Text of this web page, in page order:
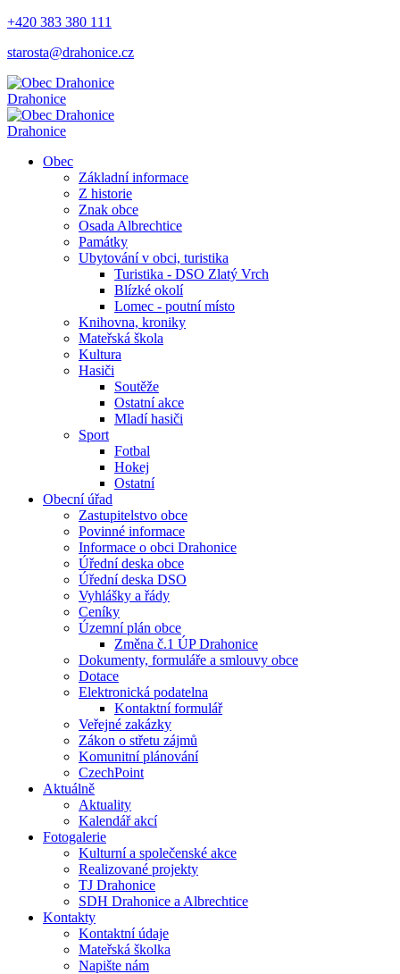
+420 383 380 111
starosta@drahonice.cz
Drahonice
Drahonice
Obec
Základní informace
Z historie
Znak obce
Osada Albrechtice
Památky
Ubytování v obci, turistika
Turistika - DSO Zlatý Vrch
Blízké okolí
Lomec - poutní místo
Knihovna, kroniky
Mateřská škola
Kultura
Hasiči
Soutěže
Ostatní akce
Mladí hasiči
Sport
Fotbal
Hokej
Ostatní
Obecní úřad
Zastupitelstvo obce
Povinné informace
Informace o obci Drahonice
Úřední deska obce
Úřední deska DSO
Vyhlášky a řády
Ceníky
Územní plán obce
Změna č.1 ÚP Drahonice
Dokumenty, formuláře a smlouvy obce
Dotace
Elektronická podatelna
Kontaktní formulář
Veřejné zakázky
Zákon o střetu zájmů
Komunitní plánování
CzechPoint
Aktuálně
Aktuality
Kalendář akcí
Fotogalerie
Kulturní a společenské akce
Realizované projekty
TJ Drahonice
SDH Drahonice a Albrechtice
Kontakty
Kontaktní údaje
Mateřská školka
Napište nám